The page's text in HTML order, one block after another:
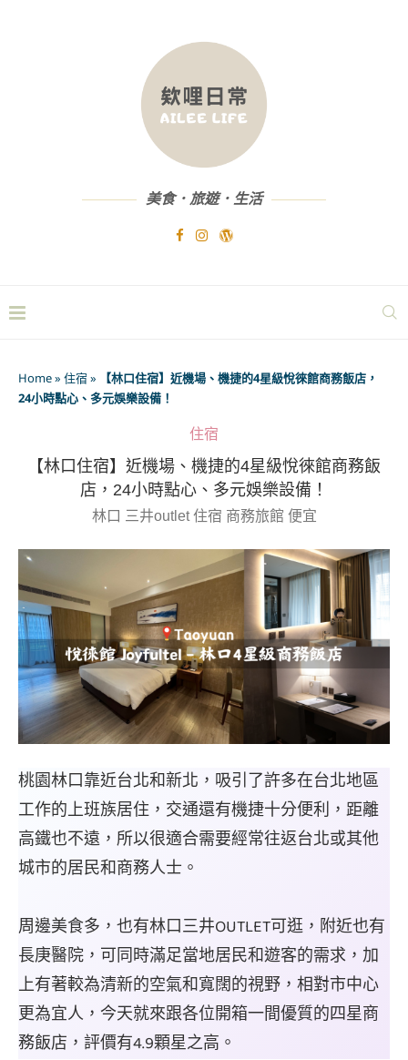
美食．旅遊．生活
Home» 住宿»
【林口住宿】近機場、機捷的4星級悅徠館商務飯店，
24小時點心、多元娛樂設備！
住宿
【林口住宿】近機場、機捷的4星級悅徠館商務飯
店，24小時點心、多元娛樂設備！
林口 三井outlet 住宿 商務旅館 便宜
桃園林口靠近台北和新北，吸引了許多在台北地區
工作的上班族居住，交通還有機捷十分便利，距離
高鐵也不遠，所以很適合需要經常往返台北或其他
城市的居民和商務人士。
周邊美食多，也有林口三井OUTLET可逛，附近也有
長庚醫院，可同時滿足當地居民和遊客的需求，加
上有著較為清新的空氣和寬闊的視野，相對市中心
更為宜人，今天就來跟各位開箱一間優質的四星商
務飯店，評價有4.9顆星之高。